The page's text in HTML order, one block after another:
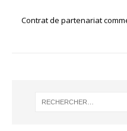
Contrat de partenariat